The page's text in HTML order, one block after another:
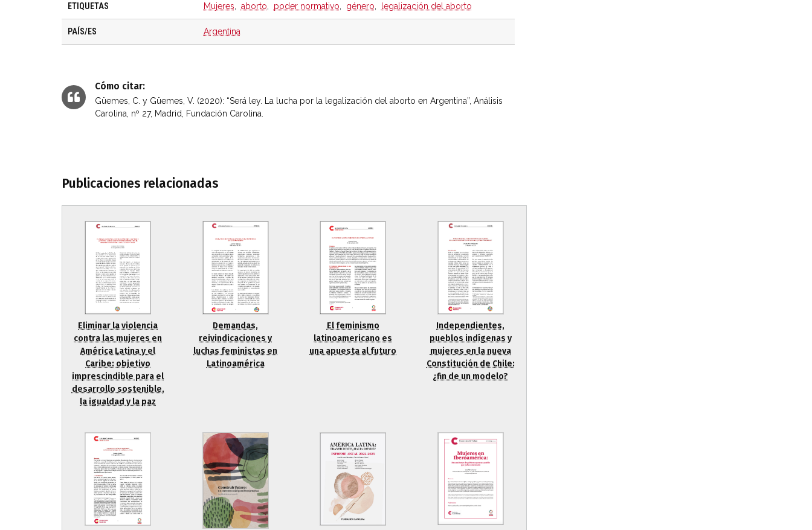
ETIQUETAS Mujeres aborto poder normativo género legalización del aborto
PAÍS/ES Argentina
Cómo citar:
Güemes, C. y Güemes, V. (2020): “Será ley. La lucha por la legalización del aborto en Argentina”, Análisis
Carolina, nº 27, Madrid, Fundación Carolina.
Publicaciones relacionadas
Eliminar la violencia
contra las mujeres en
América Latina y el
Caribe: objetivo
imprescindible para el
desarrollo sostenible,
la igualdad y la paz
Demandas,
reivindicaciones y
luchas feministas en
Latinoamérica
El feminismo
latinoamericano es
una apuesta al futuro
Independientes,
pueblos indígenas y
mujeres en la nueva
Constitución de Chile:
¿fin de un modelo?